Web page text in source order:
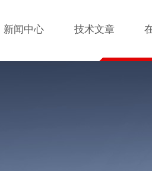
新闻中心 技术文章